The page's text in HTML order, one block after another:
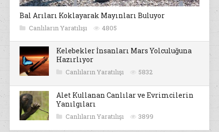
Bal Arıları Koklayarak Mayınları Buluyor
Canlıların Yaratılışı 4805
Kelebekler İnsanları Mars Yolculuğuna
Hazırlıyor
Canlıların Yaratılışı 5832
Alet Kullanan Canlılar ve Evrimcilerin
Yanılgıları
Canlıların Yaratılışı 3899